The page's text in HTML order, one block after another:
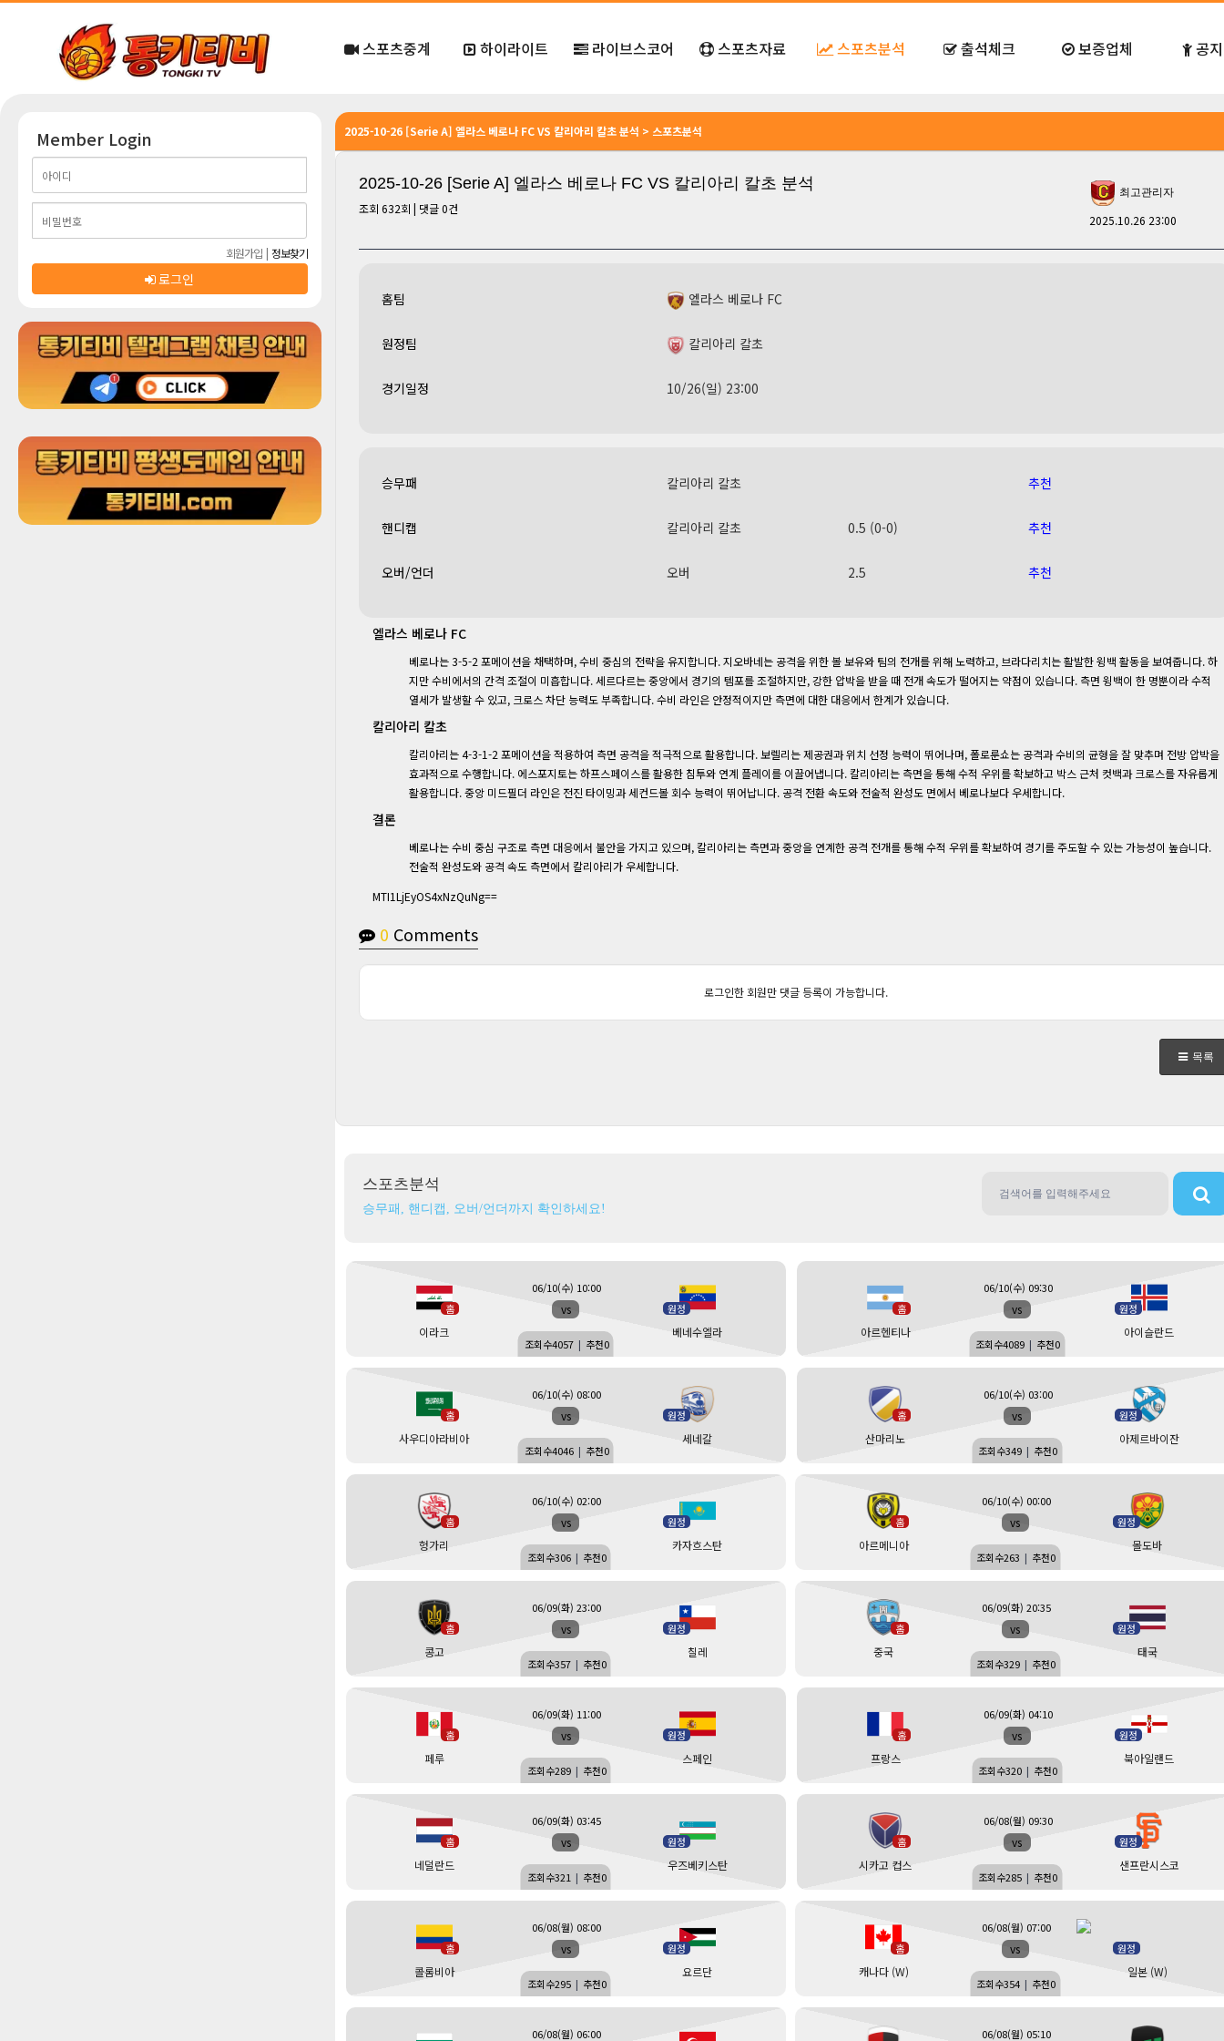
스포츠중계 하이라이트 라이브스코어 스포츠자료 스포츠분석 출석체크 보증업체 공
2025-10-26 [Serie A] 엘라스 베로나 FC VS 칼리아리 칼초 분석 > 스포츠분석
2025-10-26 [Serie A] 엘라스 베로나 FC VS 칼리아리 칼초 분석
조회 632회 | 댓글0건
최고관리자
2025.10.26 23:00
홈팀 엘라스 베로나 FC
원정팀 칼리아리 칼초
경기일정 10/26(일) 23:00
승무패 칼리아리 칼초 추천
핸디캡 칼리아리 칼초 0.5 (0-0) 추천
오버/언더 오버 2.5 추천
엘라스 베로나 FC
베로나는 3-5-2 포메이션을 채택하며, 수비 중심의 전략을 유지합니다. 지오바네는 공격을 위한 볼 보유와 팀의 전개를 위해 노력하고, 브라다리치는 활발한 윙백 활동을 보여줍니다. 하
지만 수비에서의 간격 조절이 미흡합니다. 세르다르는 중앙에서 경기의 템포를 조절하지만, 강한 압박을 받을 때 전개 속도가 떨어지는 약점이 있습니다. 측면 윙백이 한 명뿐이라 수적
열세가 발생할 수 있고, 크로스 차단 능력도 부족합니다. 수비 라인은 안정적이지만 측면에 대한 대응에서 한계가 있습니다.
칼리아리 칼초
칼리아리는 4-3-1-2 포메이션을 적용하여 측면 공격을 적극적으로 활용합니다. 보렐리는 제공권과 위치 선정 능력이 뛰어나며, 폴로룬쇼는 공격과 수비의 균형을 잘 맞추며 전방 압박을
효과적으로 수행합니다. 에스포지토는 하프스페이스를 활용한 침투와 연계 플레이를 이끌어냅니다. 칼리아리는 측면을 통해 수적 우위를 확보하고 박스 근처 컷백과 크로스를 자유롭게
활용합니다. 중앙 미드필더 라인은 전진 타이밍과 세컨드볼 회수 능력이 뛰어납니다. 공격 전환 속도와 전술적 완성도 면에서 베로나보다 우세합니다.
결론
베로나는 수비 중심 구조로 측면 대응에서 불안을 가지고 있으며, 칼리아리는 측면과 중앙을 연계한 공격 전개를 통해 수적 우위를 확보하여 경기를 주도할 수 있는 가능성이 높습니다.
전술적 완성도와 공격 속도 측면에서 칼리아리가 우세합니다.
MTI1LjEyOS4xNzQuNg==
0 Comments
로그인한 회원만 댓글 등록이 가능합니다.
목록
스포츠분석
승무패, 핸디캡, 오버/언더까지 확인하세요!
홈
이라크
vs 원정
베네수엘라
06/10(수) 10:00
조회수4057 | 추천0
홈
아르헨티나
vs 원정
아이슬란드
06/10(수) 09:30
조회수4089 | 추천0
홈
사우디아라비아
vs 원정
세네갈
06/10(수) 08:00
조회수4046 | 추천0
홈
산마리노
vs 원정
아제르바이잔
06/10(수) 03:00
조회수349 | 추천0
홈
헝가리
vs 원정
카자흐스탄
06/10(수) 02:00
조회수306 | 추천0
홈
아르메니아
vs 원정
몰도바
06/10(수) 00:00
조회수263 | 추천0
홈
콩고
vs 원정
칠레
06/09(화) 23:00
조회수357 | 추천0
홈
중국
vs 원정
태국
06/09(화) 20:35
조회수329 | 추천0
홈
페루
vs 원정
스페인
06/09(화) 11:00
조회수289 | 추천0
홈
프랑스
vs 원정
북아일랜드
06/09(화) 04:10
조회수320 | 추천0
홈
네덜란드
vs 원정
우즈베키스탄
06/09(화) 03:45
조회수321 | 추천0
홈
시카고 컵스
vs 원정
샌프란시스코
06/08(월) 09:30
조회수285 | 추천0
홈
콜롬비아
vs 원정
요르단
06/08(월) 08:00
조회수295 | 추천0
홈
캐나다 (W)
vs 원정
일본 (W)
06/08(월) 07:00
조회수354 | 추천0
06/08(월) 06:00 06/08(월) 05:10
Member Login
회원가입 | 정보찾기
로그인